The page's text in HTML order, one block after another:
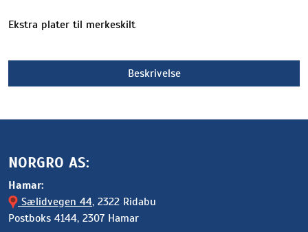
Ekstra plater til merkeskilt
Beskrivelse
NORGRO AS:
Hamar:
Sælidvegen 44, 2322 Ridabu
Postboks 4144, 2307 Hamar